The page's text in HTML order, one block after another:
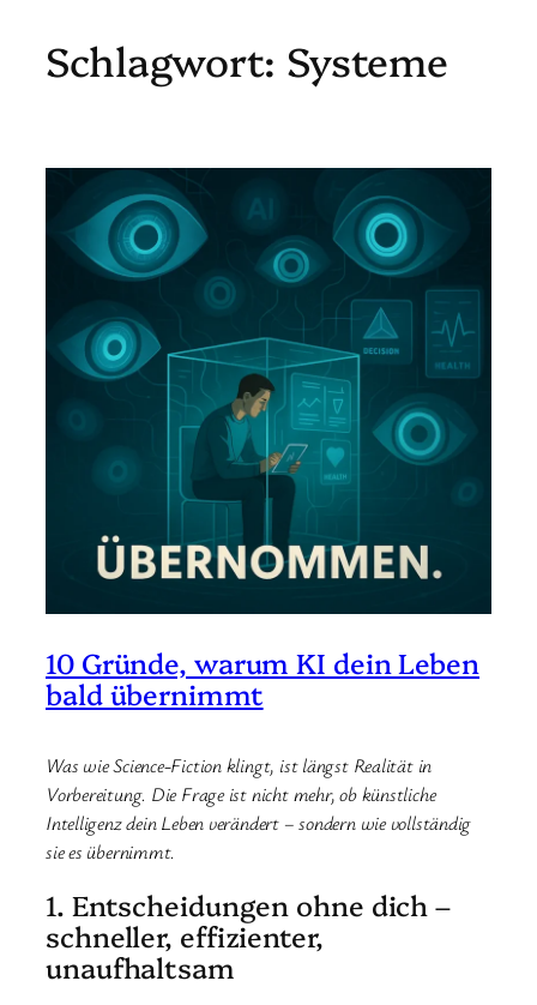
Zum
InhaltSchlagwort: Systeme
10 Gründe, warum KI dein Leben
bald übernimmt
Was wie Science-Fiction klingt, ist längst Realität in
Vorbereitung. Die Frage ist nicht mehr, ob künstliche
Intelligenz dein Leben verändert – sondern wie vollständig
sie es übernimmt.
1. Entscheidungen ohne dich –
schneller, effizienter,
unaufhaltsam